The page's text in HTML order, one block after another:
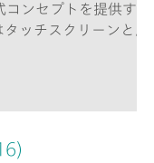
ンセプトを提供す
ッチスクリーンと
式部キャビネット
試薬キャビネットと
2060 Process